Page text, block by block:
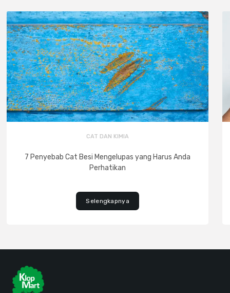
CAT DAN KIMIA
7 Penyebab Cat Besi Mengelupas yang Harus Anda
Perhatikan
Selengkapnya